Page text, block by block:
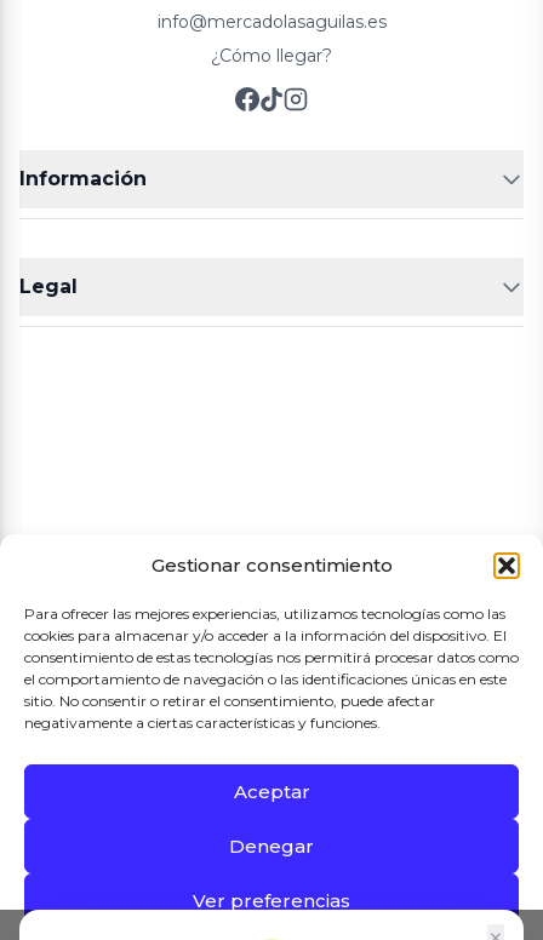
Gestionar consentimiento
Para ofrecer las mejores experiencias, utilizamos tecnologías como las
cookies para almacenar y/o acceder a la información del dispositivo. El
consentimiento de estas tecnologías nos permitirá procesar datos como
el comportamiento de navegación o las identificaciones únicas en este
sitio. No consentir o retirar el consentimiento, puede afectar
negativamente a ciertas características y funciones.
Aceptar
Denegar
Ver preferencias
info@mercadolasaguilas.es
¿Cómo llegar?
Información
FRUTERÍAS
POLLERÍA
CHARCUTERIA
Legal
Aviso legal
Proyecto Subvencionado por el Ayuntamiento de Madrid